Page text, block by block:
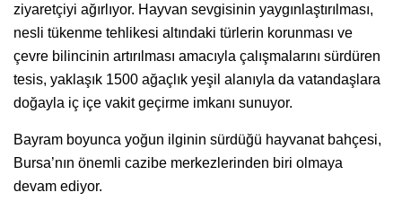
ziyaretçiyi ağırlıyor. Hayvan sevgisinin yaygınlaştırılması,
nesli tükenme tehlikesi altındaki türlerin korunması ve
çevre bilincinin artırılması amacıyla çalışmalarını sürdüren
tesis, yaklaşık 1500 ağaçlık yeşil alanıyla da vatandaşlara
doğayla iç içe vakit geçirme imkanı sunuyor.
Bayram boyunca yoğun ilginin sürdüğü hayvanat bahçesi,
Bursa’nın önemli cazibe merkezlerinden biri olmaya
devam ediyor.